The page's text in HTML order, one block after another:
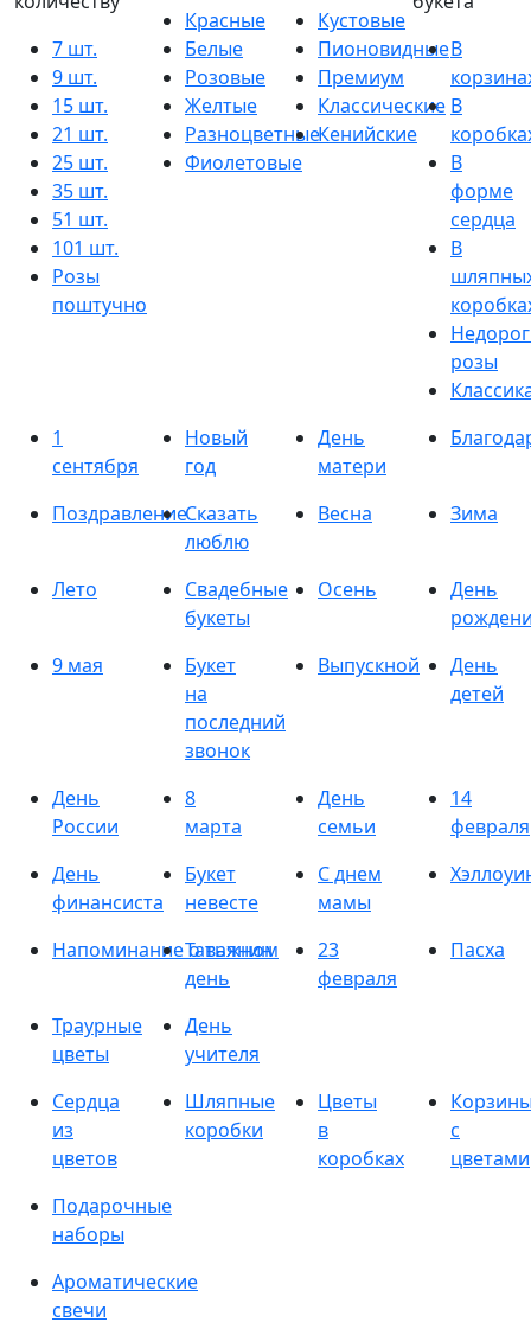
7 шт.
9 шт.
15 шт.
21 шт.
25 шт.
35 шт.
51 шт.
101 шт.
Розы
поштучно
Красные
Белые
Розовые
Желтые
Разноцветные
Фиолетовые
Кустовые
Пионовидные
Премиум
Классические
Кенийские
В
В
В
форме
сердца
В
розы
1
сентября
Новый
год
День
матери
ПоздравлениеСказать
люблю
Весна Зима
Лето
Свадебные
букеты
Осень
День
9 мая
Букет
на
последний
звонок
Выпускной
День
детей
День
России
8
марта
День
семьи
14
февраля
День
финансиста
Букет
невесте
С днем
мамы
Напоминание о важном
Татьянин
день
23
февраля
Пасха
Траурные
цветы
День
учителя
Сердца
из
цветов
Шляпные
коробки
Цветы
в
коробках
с
цветами
Подарочные
наборы
Ароматические
свечи